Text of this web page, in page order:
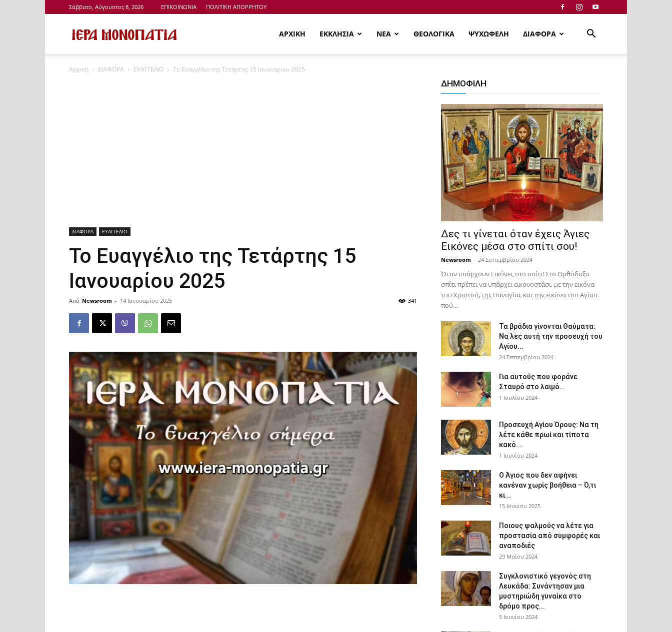
Σάββατο, Αύγουστος 8, 2026 ΕΠΙΚΟΙΝΩΝΙΑ ΠΟΛΙΤΙΚΗ ΑΠΟΡΡΗΤΟΥ
Μονοπάτια
ΑΡΧΙΚΗ ΕΚΚΛΗΣΙΑ ΝΕΑ ΘΕΟΛΟΓΙΚΑ ΨΥΧΩΦΕΛΗ ΔΙΑΦΟΡΑ
Αρχική ΔΙΑΦΟΡΑ ΕΥΑΓΓΕΛΙΟ Το Ευαγγέλιο της Τετάρτης 15 Ιανουαρίου 2025
ΔΙΑΦΟΡΑ ΕΥΑΓΓΕΛΙΟ
Το Ευαγγέλιο της Τετάρτης 15
Ιανουαρίου 2025
Από Newsroom - 14 Ιανουαρίου 2025 341
ΔΗΜΟΦΙΛΗ
Δες τι γίνεται όταν έχεις Άγιες
Εικόνες μέσα στο σπίτι σου!
Newsroom - 24 Σεπτεμβρίου 2024
Όταν υπάρχουν Εικόνες στο σπίτι! Στο Ορθόδοξο
σπίτι πρέπει να υπάρχει εικονοστάσι, με την εικόνα
του Χριστού, της Παν­αγίας και την εικόνα του Αγίου
πού...
Τα βράδια γίνονται Θαύματα:
Να λες αυτή την προσευχή του
Αγίου...
24 Σεπτεμβρίου 2024
Για αυτούς που φοράνε
Σταυρό στο λαιμό…
1 Ιουλίου 2024
Προσευχή Αγίου Όρους: Να τη
λέτε κάθε πρωί και τίποτα
κακό...
1 Ιουνίου 2024
Ο Άγιος που δεν αφήνει
κανέναν χωρίς βοήθεια – Ό,τι
κι...
15 Ιουνίου 2025
Ποιους ψαλμούς να λέτε για
προστασία από συμφορές και
αναποδιές
29 Μαΐου 2024
Συγκλονιστικό γεγονός στη
Λευκάδα: Συνάντησαν μια
μυστηριώδη γυναίκα στο
δρόμο προς...
5 Ιουνίου 2024